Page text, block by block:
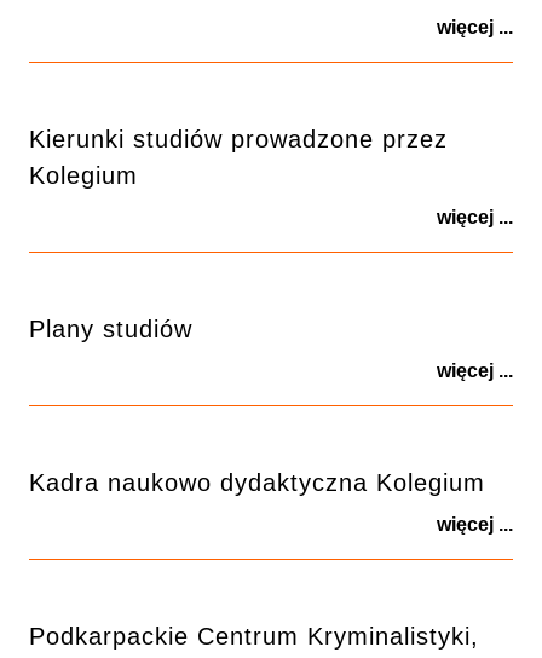
więcej ...
Kierunki studiów prowadzone przez
Kolegium
więcej ...
Plany studiów
więcej ...
Kadra naukowo dydaktyczna Kolegium
więcej ...
Podkarpackie Centrum Kryminalistyki,